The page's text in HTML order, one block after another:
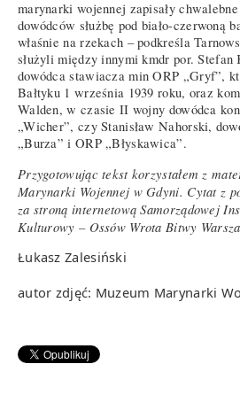
marynarki wojennej zapisały
dowódców służbę pod biało-czerwoną
właśnie na rzekach – podkreśla
służyli między innymi kmdr por.
dowódca stawiacza min ORP „Gryf”,
Bałtyku 1 września 1939 roku, oraz
Walden, w czasie II wojny dowódca
„Wicher”, czy Stanisław Nahorski,
„Burza” i ORP „Błyskawica”.
Przygotowując tekst korzystałem z
Marynarki Wojennej w Gdyni. Cytat z
za stroną internetową Samorządowej
Kulturowy – Ossów Wrota Bitwy
Łukasz Zalesiński
autor zdjęć: Muzeum Marynarki